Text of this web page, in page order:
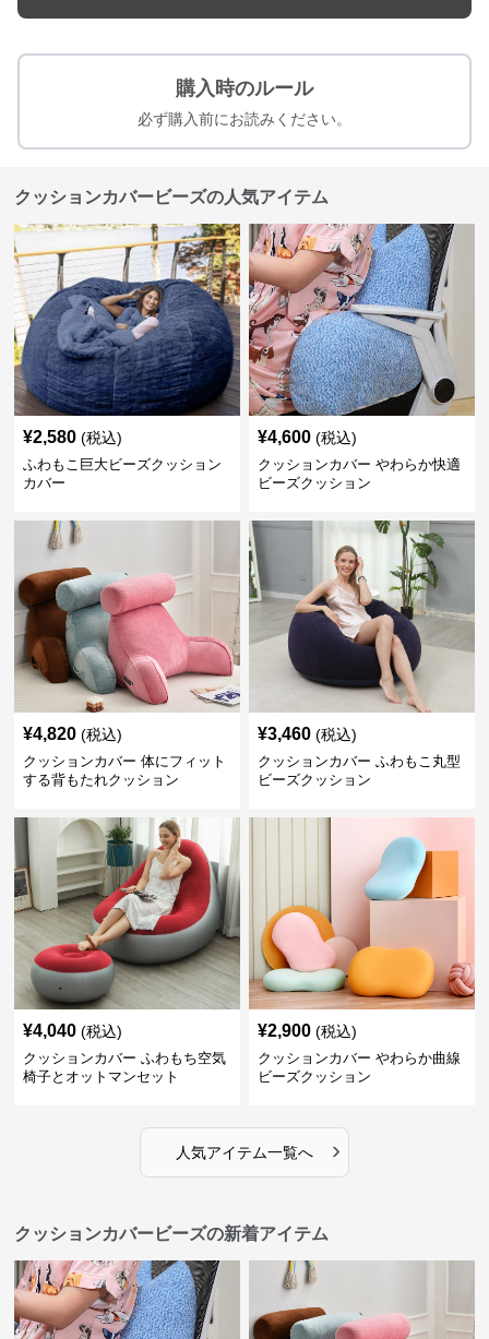
購入時のルール
必ず購入前にお読みください。
クッションカバービーズの人気アイテム
¥2,580 (税込)
ふわもこ巨大ビーズクッション
カバー
¥4,600 (税込)
クッションカバー やわらか快適
ビーズクッション
¥4,820 (税込)
クッションカバー 体にフィット
する背もたれクッション
¥3,460 (税込)
クッションカバー ふわもこ丸型
ビーズクッション
¥4,040 (税込)
クッションカバー ふわもち空気
椅子とオットマンセット
¥2,900 (税込)
クッションカバー やわらか曲線
ビーズクッション
人気アイテム一覧へ ›
クッションカバービーズの新着アイテム